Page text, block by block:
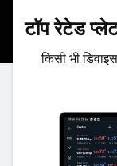
टॉप रेटेड
किसी भी